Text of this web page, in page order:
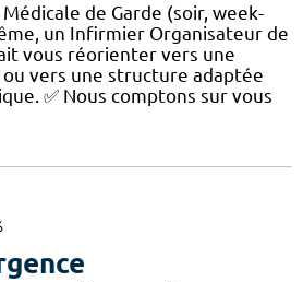
de Garde (soir, week-
un Infirmier Organisateur de
vous réorienter vers une
vers une structure adaptée
✅ Nous comptons sur vous